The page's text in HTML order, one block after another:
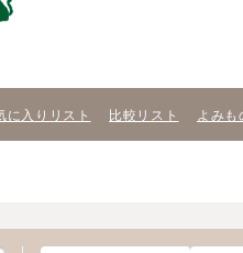
に入りリスト 比較リスト よみも